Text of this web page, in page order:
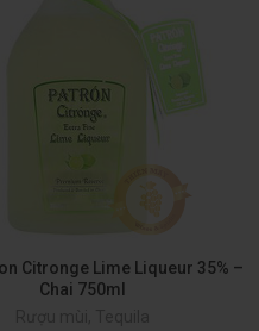
Citronge Lime Liqueur 35% –
Chai 750ml